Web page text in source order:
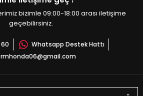
bizimle 09:00-18:00 arası iletişime
geçebilirsiniz.
Whatsapp Destek Hattı
rmhonda06@gmail.com